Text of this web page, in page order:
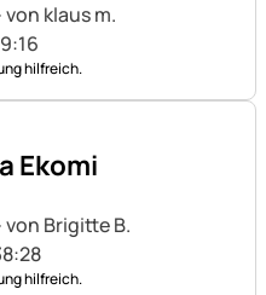
von klaus m.
hilfreich.
Ekomi
von Brigitte B.
hilfreich.